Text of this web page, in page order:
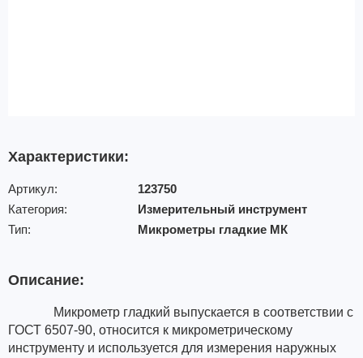
Характеристики:
Артикул:
123750
Категория:
Измерительный инструмент
Тип:
Микрометры гладкие МК
Описание:
Микрометр гладкий выпускается в соответствии с
ГОСТ 6507-90, относится к микрометрическому
инструменту и используется для измерения наружных